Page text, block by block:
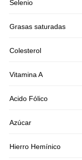
Selenio
Grasas saturadas
Colesterol
Vitamina A
Acido Fólico
Azúcar
Hierro Hemínico